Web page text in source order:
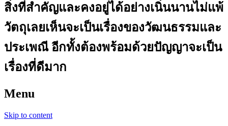
สิ่งที่สำคัญและคงอยู่ได้อย่างเนิ่นนานไม่แพ้
วัตถุเลยเห็นจะเป็นเรื่องของวัฒนธรรมและ
ประเพณี อีกทั้งต้องพร้อมด้วยปัญญาจะเป็น
เรื่องที่ดีมาก
Menu
Skip to content